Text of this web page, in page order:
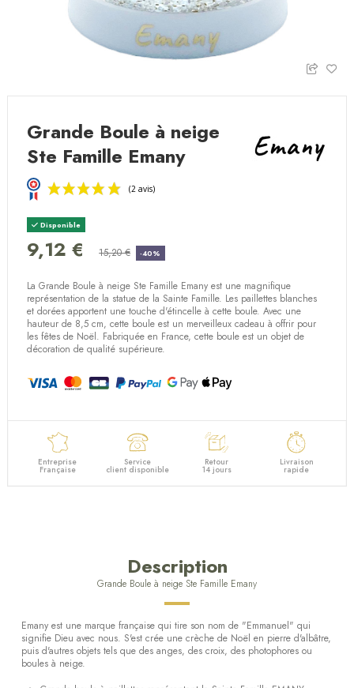
Grande Boule à neige
Ste Famille Emany
(2 avis)
Disponible
9,12 € 15,20 € -40%
La Grande Boule à neige Ste Famille Emany est une magnifique
représentation de la statue de la Sainte Famille. Les paillettes blanches
et dorées apportent une touche d'étincelle à cette boule. Avec une
hauteur de 8,5 cm, cette boule est un merveilleux cadeau à offrir pour
les fêtes de Noël. Fabriquée en France, cette boule est un objet de
décoration de qualité supérieure.
Entreprise
Française
Service
client disponible
Retour
14 jours
Livraison
rapide
Description
Grande Boule à neige Ste Famille Emany
Emany est une marque française qui tire son nom de "Emmanuel" qui
signifie Dieu avec nous. S'est crée une crèche de Noël en pierre d'albâtre,
puis d'autres objets tels que des anges, des croix, des photophores ou
boules à neige.